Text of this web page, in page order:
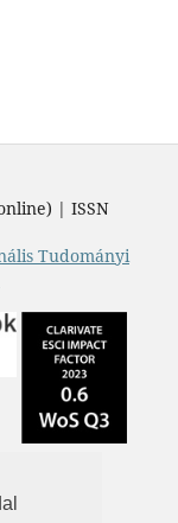
| ISSN
Tudományi